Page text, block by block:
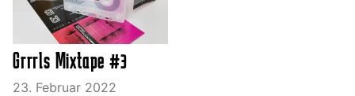
Grrrls Mixtape #3
23. Februar 2022